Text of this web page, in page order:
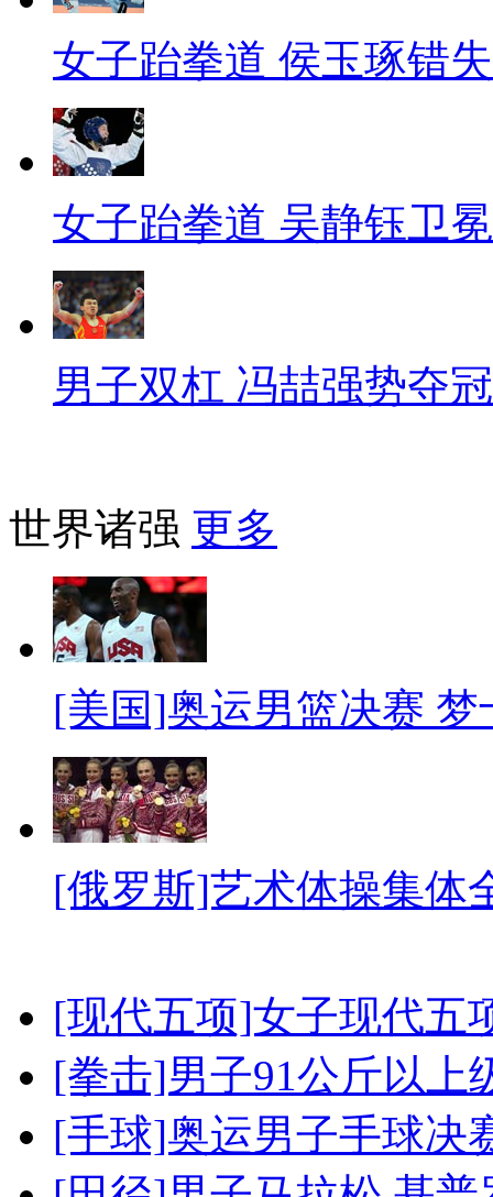
女子跆拳道 侯玉琢错
女子跆拳道 吴静钰卫冕
男子双杠 冯喆强势夺冠
世界诸强 更多
[美国]奥运男篮决赛
[俄罗斯]艺术体操集体
[现代五项]女子现代五
[拳击]男子91公斤以上
[手球]奥运男子手球决